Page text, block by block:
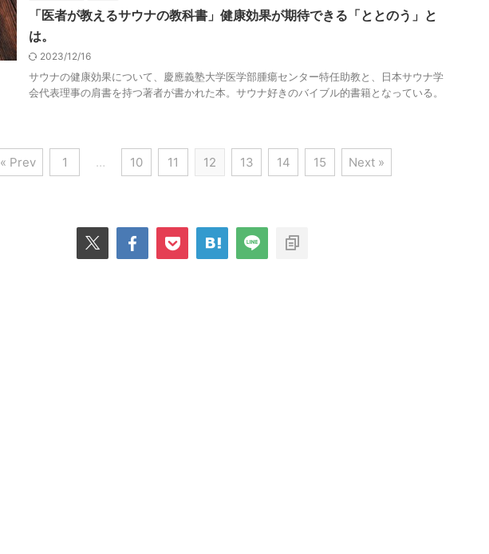
「医者が教えるサウナの教科書」健康効果が期待できる「ととのう」と
は。
2023/12/16
サウナの健康効果について、慶應義塾大学医学部腫瘍センター特任助教と、日本サウナ学
会代表理事の肩書を持つ著者が書かれた本。サウナ好きのバイブル的書籍となっている。
« Prev 1 … 10 11 12 13 14 15 Next »